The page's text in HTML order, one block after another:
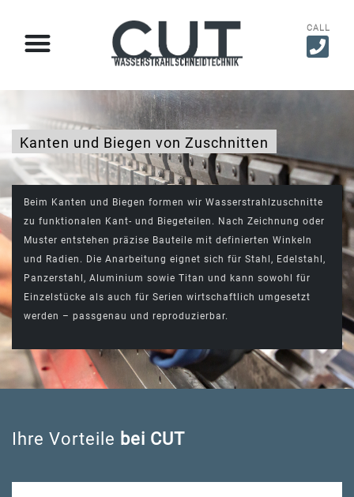
CALL
Kanten und Biegen von Zuschnitten​
Beim Kanten und Biegen formen wir Wasserstrahlzuschnitte
zu funktionalen Kant- und Biegeteilen. Nach Zeichnung oder
Muster entstehen präzise Bauteile mit definierten Winkeln
und Radien. Die Anarbeitung eignet sich für Stahl, Edelstahl,
Panzerstahl, Aluminium sowie Titan und kann sowohl für
Einzelstücke als auch für Serien wirtschaftlich umgesetzt
werden – passgenau und reproduzierbar.
Ihre Vorteile bei CUT